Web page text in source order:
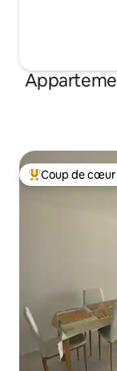
Coups de cœur
Coup de cœur